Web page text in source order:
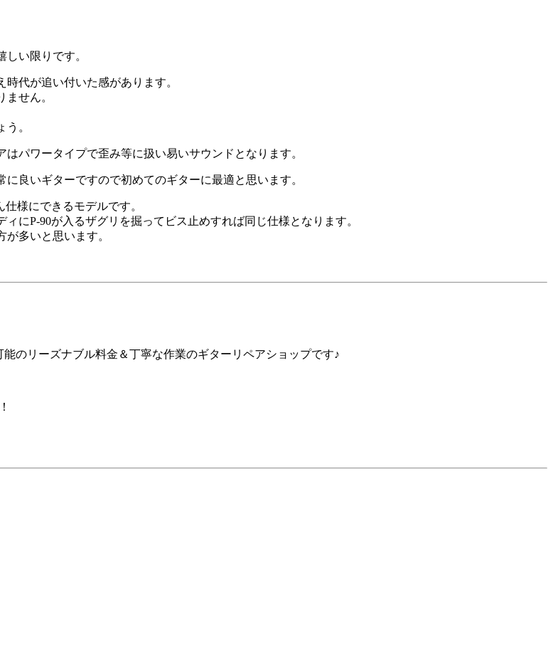
い限りです。
代が追い付いた感があります。
せん。
。
パワータイプで歪み等に扱い易いサウンドとなります。
良いギターですので初めてのギターに最適と思います。
様にできるモデルです。
にP-90が入るザグリを掘ってビス止めすれば同じ仕様となります。
多いと思います。
のリーズナブル料金＆丁寧な作業のギターリペアショップです♪
！